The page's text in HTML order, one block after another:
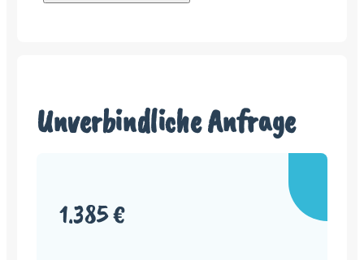
Unverbindliche Anfrage
1.385 €